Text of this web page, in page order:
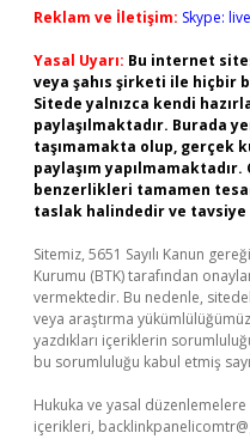
Reklam ve İletişim: Skype:
Yasal Uyarı: Bu internet
veya şahıs şirketi ile hiçbir
Sitede yalnızca kendi
paylaşılmaktadır. Burada
taşımamakta olup, gerçek
paylaşım
benzerlikleri tamamen
taslak halindedir ve
Sitemiz, 5651 Sayılı Kanun
Kurumu (BTK) tarafından
vermektedir. Bu nedenle,
veya araştırma
yazdıkları içeriklerin
bu sorumluluğu kabul etmiş
Hukuka ve yasal
içerikleri,